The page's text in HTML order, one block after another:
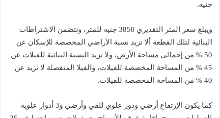
جنيه.
ويبلغ سعر المتر التقديري 3850 جنيه للمتر، وتتضمن الاشتراطات
البنائية لتلك القطعة ألا تزيد نسبة الأراضي المخصصة للإسكان عن
50 % من إجمالي مساحة الأرض، ولا تزيد النسبة البنائية للفيلات عن
45 % من المساحة المخصصة للفيلات، والفيلا المنفصلة لا تزيد عن
40 % من المساحة المخصصة للفيلات.
كما يكون الإرتفاع أرضي ودور علوي للفي وأرضي و3 أدوار علوية